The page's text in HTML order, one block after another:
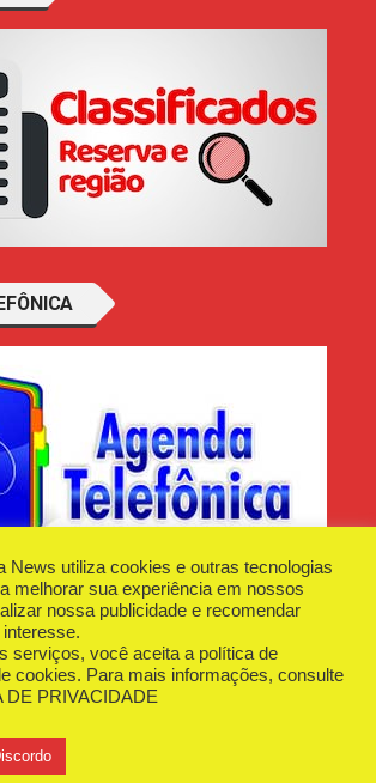
e Hospedado porPlugin Informática
Tecnologia - CNPJ - 42.509.198/0001-83
News utiliza cookies e outras tecnologias
melhorar sua experiência em nossos
nossa publicidade e recomendar
serviços, você aceita a política de
cookies. Para mais informações, consulte
DE PRIVACIDADE